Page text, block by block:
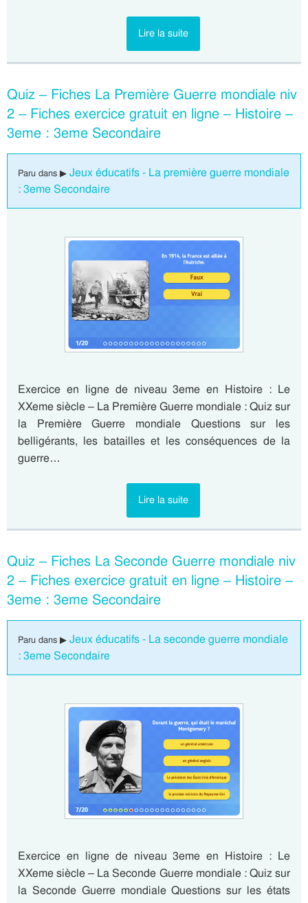
Lire la suite
Quiz – Fiches La Première Guerre mondiale niv
2 – Fiches exercice gratuit en ligne – Histoire –
3eme : 3eme Secondaire
Paru dans ▶ Jeux éducatifs - La première guerre mondiale
: 3eme Secondaire
Exercice en ligne de niveau 3eme en Histoire : Le
XXeme siècle – La Première Guerre mondiale : Quiz sur
la Première Guerre mondiale Questions sur les
belligérants, les batailles et les conséquences de la
guerre…
Lire la suite
Quiz – Fiches La Seconde Guerre mondiale niv
2 – Fiches exercice gratuit en ligne – Histoire –
3eme : 3eme Secondaire
Paru dans ▶ Jeux éducatifs - La seconde guerre mondiale
: 3eme Secondaire
Exercice en ligne de niveau 3eme en Histoire : Le
XXeme siècle – La Seconde Guerre mondiale : Quiz sur
la Seconde Guerre mondiale Questions sur les états